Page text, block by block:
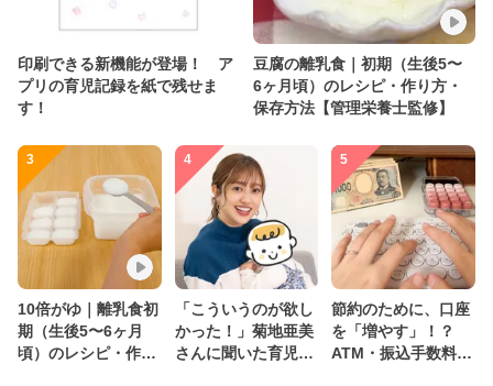
印刷できる新機能が登場！ ア
プリの育児記録を紙で残せま
す！
豆腐の離乳食｜初期（生後5〜
6ヶ月頃）のレシピ・作り方・
保存方法【管理栄養士監修】
3
10倍がゆ｜離乳食初
期（生後5〜6ヶ月
頃）のレシピ・作り
4
「こういうのが欲し
かった！」菊地亜美
さんに聞いた育児
5
節約のために、口座
を「増やす」！？
ATM・振込手数料の